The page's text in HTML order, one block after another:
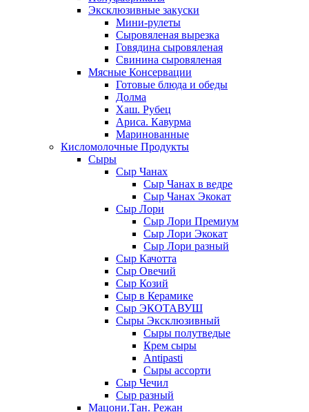
Эксклюзивные закуски
Мини-рулеты
Сыровяленая вырезка
Говядина сыровяленая
Свинина сыровяленая
Мясные Консервации
Готовые блюда и обеды
Долма
Хаш. Рубец
Ариса. Кавурма
Маринованные
Кисломолочные Продукты
Сыры
Сыр Чанах
Сыр Чанах в ведре
Сыр Чанах Экокат
Сыр Лори
Сыр Лори Премиум
Сыр Лори Экокат
Сыр Лори разный
Сыр Качотта
Сыр Овечий
Сыр Козий
Сыр в Керамике
Сыр ЭКОТАВУШ
Сыры Эксклюзивный
Сыры полутведые
Крем сыры
Antipasti
Сыры ассорти
Сыр Чечил
Сыр разный
Мацони.Тан. Режан